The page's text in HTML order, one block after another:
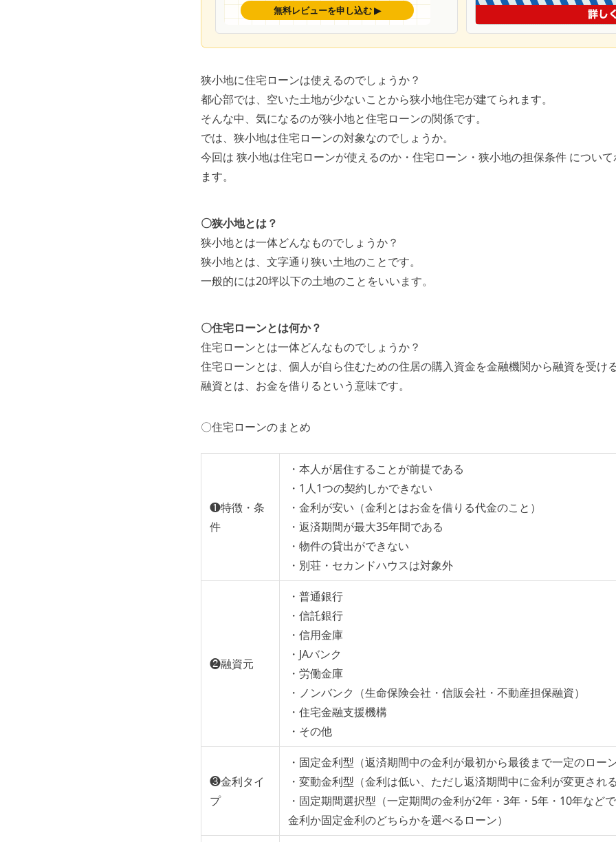
狭小地に住宅ローンは使えるのでしょうか？
都心部では、空いた土地が少ないことから狭小地住宅が建てられます。
そんな中、気になるのが狭小地と住宅ローンの関係です。
では、狭小地は住宅ローンの対象なのでしょうか。
今回は 狭小地は住宅ローンが使えるのか・住宅ローン・狭小地の担保条件 につい
ます。
〇狭小地とは？
狭小地とは一体どんなものでしょうか？
狭小地とは、文字通り狭い土地のことです。
一般的には20坪以下の土地のことをいいます。
〇住宅ローンとは何か？
住宅ローンとは一体どんなものでしょうか？
住宅ローンとは、個人が自ら住むための住居の購入資金を金融機関から融資を受け
融資とは、お金を借りるという意味です。
〇住宅ローンのまとめ
❶特徴・条
件
・本人が居住することが前提である
・1人1つの契約しかできない
・金利が安い（金利とはお金を借りる代金のこと）
・返済期間が最大35年間である
・物件の貸出ができない
・別荘・セカンドハウスは対象外
❷融資元
・普通銀行
・信託銀行
・信用金庫
・JAバンク
・労働金庫
・ノンバンク（生命保険会社・信販会社・不動産担保融資）
・住宅金融支援機構
・その他
❸金利タイ
プ
・固定金利型（返済期間中の金利が最初から最後まで一定のロー
・変動金利型（金利は低い、ただし返済期間中に金利が変更され
・固定期間選択型（一定期間の金利が2年・3年・5年・10年など
金利か固定金利のどちらかを選べるローン）